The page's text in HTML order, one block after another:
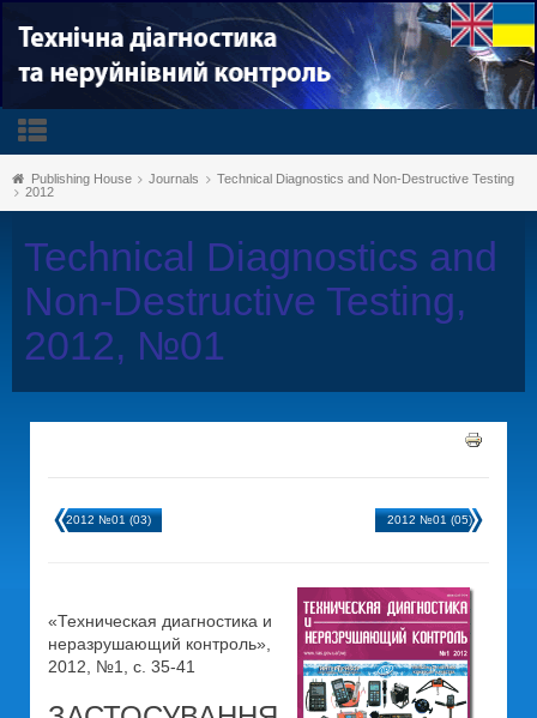
Publishing House Journals
Technical Diagnostics and Non-Destructive Testing
2012
Technical Diagnostics and
Non-Destructive Testing,
2012, №01
2012 №01 (03) 2012 №01 (05)
«Техническая диагностика и
неразрушающий контроль»,
2012, №1, с. 35-41